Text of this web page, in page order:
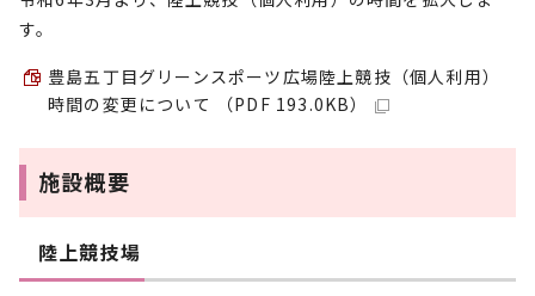
す。
豊島五丁目グリーンスポーツ広場陸上競技（個人利用）
時間の変更について （PDF 193.0KB）
施設概要
陸上競技場